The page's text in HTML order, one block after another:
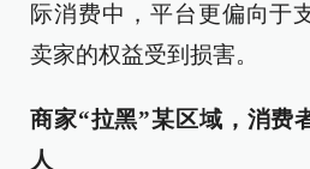
际消费中，平台更偏向于
卖家的权益受到损害。
商家“拉黑”某区域，消费
人